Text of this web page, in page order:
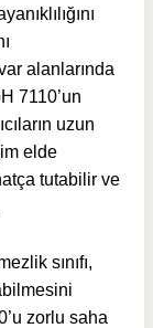
alanlarında
7110’un
uzun
elde
tutabilir ve
sınıfı,
zorlu saha